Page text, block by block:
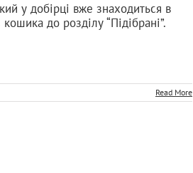
у добірці вже знаходиться в
до розділу “Підібрані”.
Read More